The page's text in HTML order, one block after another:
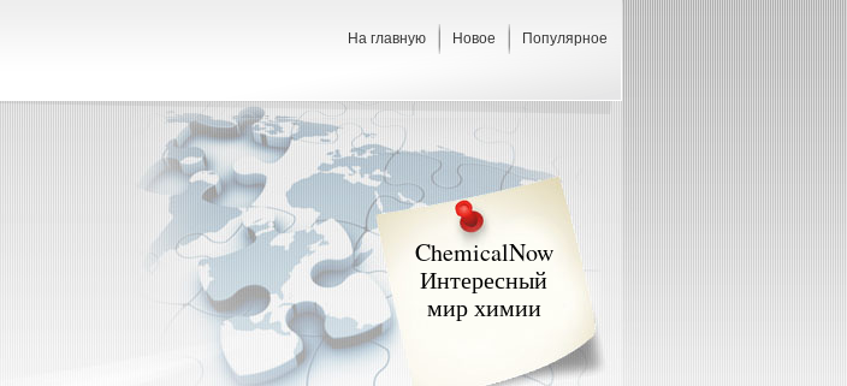
На главную Новое Популярное
ChemicalNow
Интересный
мир химии